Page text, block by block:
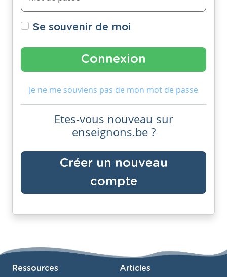
Se souvenir de moi
Je ne me souviens pas de mon mot de passe
Etes-vous nouveau sur
enseignons.be ?
Créer un nouveau
compte
Ressources Articles